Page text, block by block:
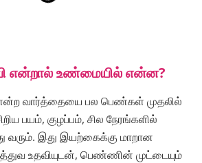
என்றால் உண்மையில் என்ன?
என்ற வார்த்தையை பல பெண்கள் முதலில்
பயம், குழப்பம், சில நேரங்களில்
வரும். இது இயற்கைக்கு மாறான
உதவியுடன், பெண்ணின் முட்டையும்